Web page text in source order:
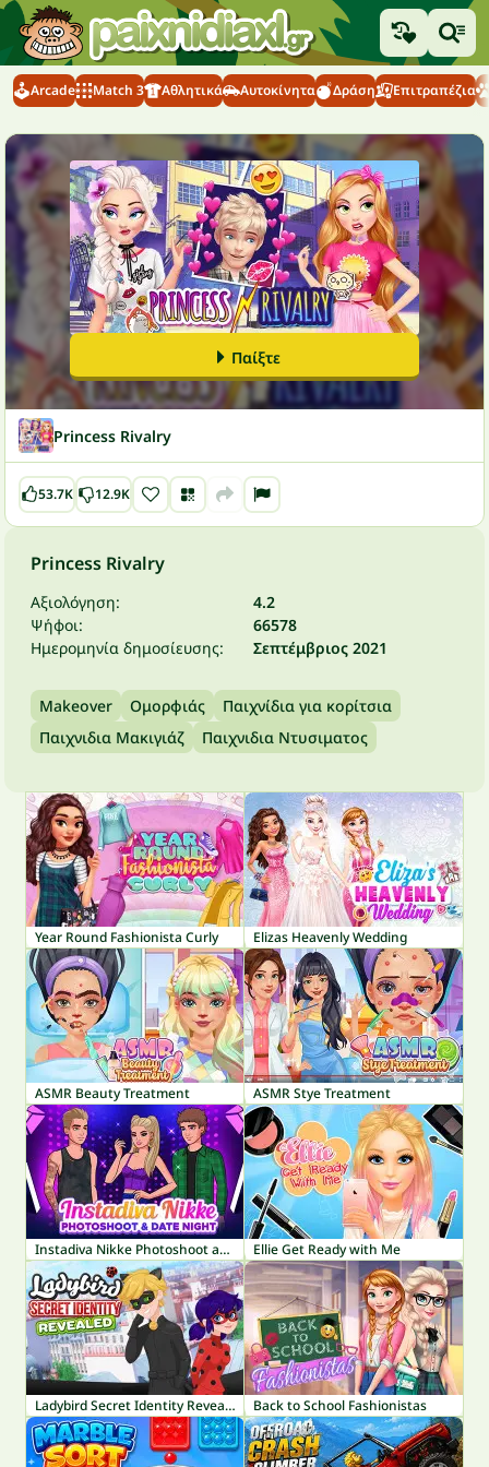
Arcade Match 3 Αθλητικά Αυτοκίνητα Δράση Επιτραπέζια
Παίξτε
Princess Rivalry
53.7K 12.9K
Princess Rivalry
Αξιολόγηση:
4.2
Ψήφοι:
66578
Ημερομηνία δημοσίευσης:
Σεπτέμβριος 2021
Makeover Ομορφιάς
Παιχνίδια για κορίτσια
Παιχνιδια Μακιγιάζ
Παιχνιδια Ντυσιματος
Year Round Fashionista Curly Elizas Heavenly Wedding
ASMR Beauty Treatment ASMR Stye Treatment
Instadiva Nikke Photoshoot and Date Night Ellie Get Ready with Me
Ladybird Secret Identity Revealed Back to School Fashionistas